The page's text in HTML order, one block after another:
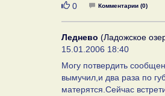
Нравится
0 Комментарии (0)
Леднево (Ладожское
15.01.2006 18:40
Могу потвердить
вымучил,и два раза по
матерятся.Сейчас